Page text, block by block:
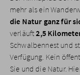
mehr als ein
die Natur ganz für
verläuft2,5
Schwalbennest und
Verfügung. Kein
Sie und die Natur.